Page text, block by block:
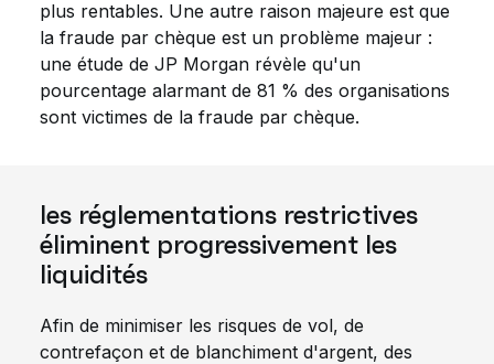
plus rentables. Une autre raison majeure est que
la fraude par chèque est un problème majeur :
une étude de JP Morgan révèle qu'un
pourcentage alarmant de 81 % des organisations
sont victimes de la fraude par chèque.
les réglementations restrictives
éliminent progressivement les
liquidités
Afin de minimiser les risques de vol, de
contrefaçon et de blanchiment d'argent, des